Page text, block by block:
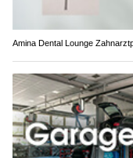
Amina Dental Lounge